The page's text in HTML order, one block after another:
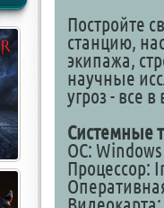
Постройте
станцию,
экипажа,
научные
угроз - все
Системные
ОС: Windows